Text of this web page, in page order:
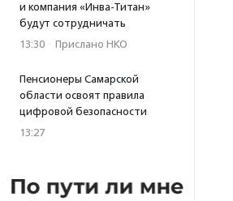
и компания «Инва-Титан»
будут сотрудничать
13:30 · Прислано НКО
Пенсионеры Самарской
области освоят правила
цифровой безопасности
13:27